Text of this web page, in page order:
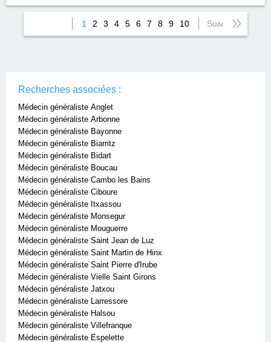
1 2 3 4 5 6 7 8 9 10 Suiv
Recherches associées :
Médecin généraliste Anglet
Médecin généraliste Arbonne
Médecin généraliste Bayonne
Médecin généraliste Biarritz
Médecin généraliste Bidart
Médecin généraliste Boucau
Médecin généraliste Cambo les Bains
Médecin généraliste Ciboure
Médecin généraliste Itxassou
Médecin généraliste Monsegur
Médecin généraliste Mouguerre
Médecin généraliste Saint Jean de Luz
Médecin généraliste Saint Martin de Hinx
Médecin généraliste Saint Pierre d'Irube
Médecin généraliste Vielle Saint Girons
Médecin généraliste Jatxou
Médecin généraliste Larressore
Médecin généraliste Halsou
Médecin généraliste Villefranque
Médecin généraliste Espelette